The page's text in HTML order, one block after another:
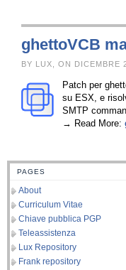
ghettoVCB
BY LUX, ON DICEMBRE
Patch per
su ESX, e
SMTP
→ Read More:
PAGES
About
Curriculum Vitae
Chiave pubblica PGP
Teleassistenza
Lux Repository
Frank repository